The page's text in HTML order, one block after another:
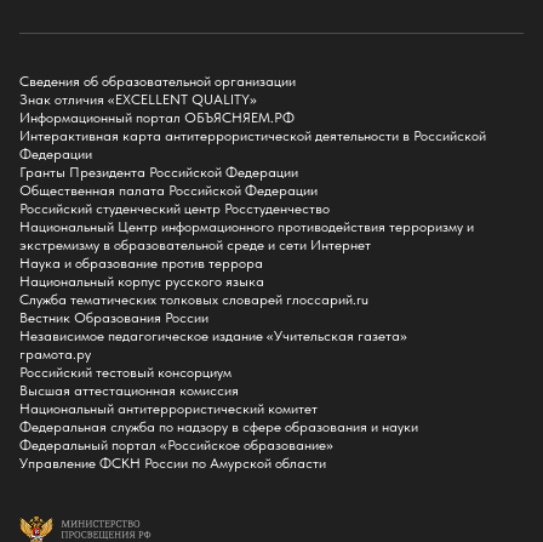
Подготовительное отделение для иностранных граждан
Поступление
Приемная комиссия
Поступай в БГПУ
Специальности и направления
Списки поступающих
Приказы о зачислении
Полезные материалы
Общежитие
Информация о целевом обучении
Обркредит в СПО
Бакалавриат
Магистратура
Аспирантура
СПО
Правила приема на Бакалавриат
Правила приема на Магистратуру
Правила приема на СПО
Обучение
Справка для получения налогового вычета
Кванториум
Сведения об образовательной организации
Знак отличия «EXCELLENT QUALITY»
Информационный портал ОБЪЯСНЯЕМ.РФ
Интерактивная карта антитеррористической деятельности в Российской
Федерации
Гранты Президента Российской Федерации
Общественная палата Российской Федерации
Российский студенческий центр Росстуденчество
Национальный Центр информационного противодействия терроризму и
экстремизму в образовательной среде и сети Интернет
Наука и образование против террора
Национальный корпус русского языка
Служба тематических толковых словарей глоссарий.ru
Вестник Образования России
Независимое педагогическое издание «Учительская газета»
грамота.ру
Российский тестовый консорциум
Высшая аттестационная комиссия
Национальный антитеррористический комитет
Федеральная служба по надзору в сфере образования и науки
Федеральный портал «Российское образование»
Управление ФСКН России по Амурской области